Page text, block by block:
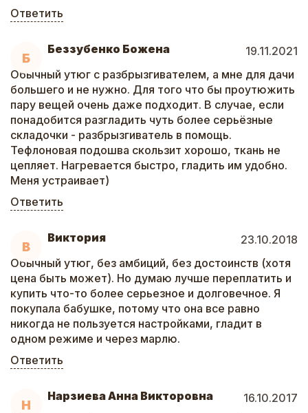
Ответить
Б
Беззубенко Божена
19.11.2021
Обычный утюг с разбрызгивателем, а мне для дачи
большего и не нужно. Для того что бы проутюжить
пару вещей очень даже подходит. В случае, если
понадобится разгладить чуть более серьёзные
складочки - разбрызгиватель в помощь.
Тефлоновая подошва скользит хорошо, ткань не
цепляет. Нагревается быстро, гладить им удобно.
Меня устраивает)
Ответить
В
Виктория
23.10.2018
Обычный утюг, без амбиций, без достоинств (хотя
цена быть может). Но думаю лучше переплатить и
купить что-то более серьезное и долговечное. Я
покупала бабушке, потому что она все равно
никогда не пользуется настройками, гладит в
одном режиме и через марлю.
Ответить
Н
Нарзиева Анна Викторовна
16.10.2017